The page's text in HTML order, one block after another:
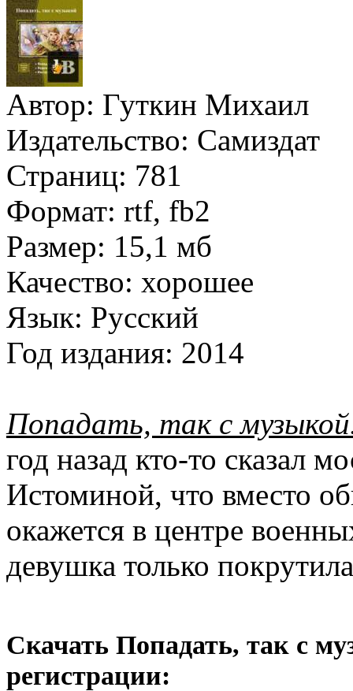
Автор: Гуткин Михаил
Издательство: Самиздат
Страниц: 781
Формат: rtf, fb2
Размер: 15,1 мб
Качество: хорошее
Язык: Русский
Год издания: 2014
Попадать, так с
год назад кто-то сказал
Истоминой, что вместо
окажется в центре
девушка только
Скачать Попадать, так с
регистрации: